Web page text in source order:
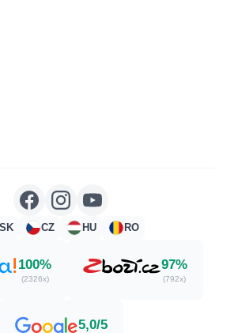
SK CZ HU RO
100%
(2326x)
97%
(792x)
5,0/5